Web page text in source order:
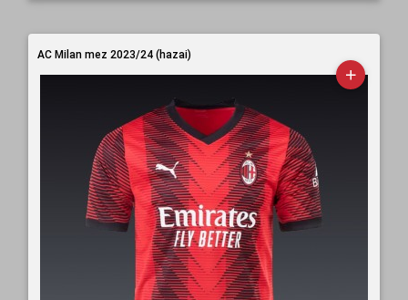
AC Milan mez 2023/24 (hazai)